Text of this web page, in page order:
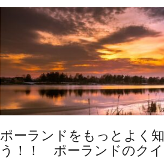
ポーランドをもっとよく
う！！ ポーランドのク